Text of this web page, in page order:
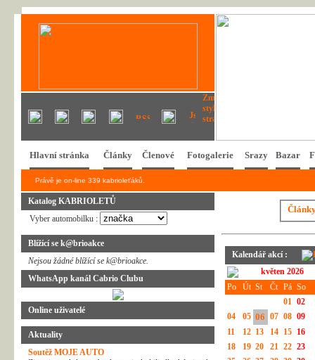
Hlavní stránka Články Členové Fotogalerie Srazy Bazar
Právě je on-line 339 kabrioleťáků.
Katalog KABRIOLETŮ
Vyber automobilku :
Blížící se k@brioakce
Nejsou žádné blížící se k@brioakce.
WhatsApp kanál Cabrio Clubu
Online uživatelé
Aktuality
Soutěž MOJE AUTO
Kalendář akcí :
květen 2026
Po
Út St Čt Pá So
01 02
04
05 06 07 08 09
11
12 13 14 15 16
18
19 20 21 22 23